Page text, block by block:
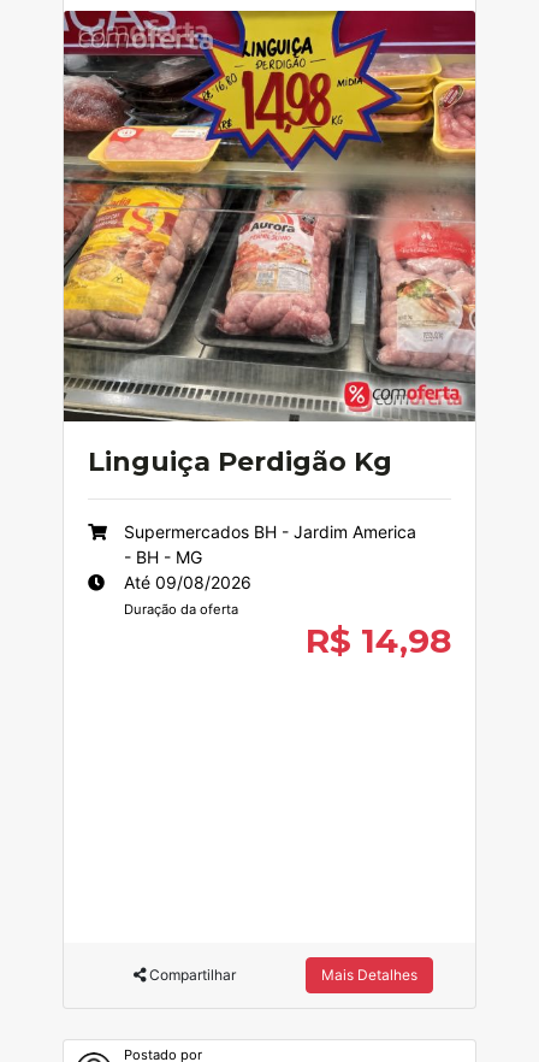
Linguiça Perdigão Kg
Supermercados BH - Jardim America
- BH - MG
Até 09/08/2026
Duração da oferta
R$ 14,98
Compartilhar Mais Detalhes
Postado por